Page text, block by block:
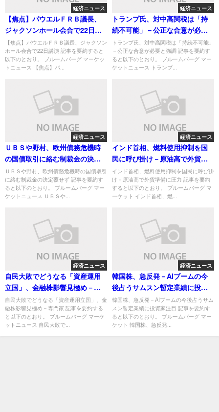
経済ニュース
【焦点】パウエルＦＲＢ議長、
ジャクソンホール会合で22日講
演
【焦点】パウエルＦＲＢ議長、ジャクソン
ホール会合で22日講演 記事を要約すると
以下のとおり。 ブルームバーグ マーケッ
トニュース 【焦点】パ...
経済ニュース
トランプ氏、対中高関税は「持
続不可能」－公正な合意が必要
と強調
トランプ氏、対中高関税は「持続不可能」
－公正な合意が必要と強調 記事を要約す
ると以下のとおり。 ブルームバーグ マー
ケットニュース トランプ...
経済ニュース
ＵＢＳや野村、欧州債務危機時
の国債取引に絡む制裁金の決定
覆せず
ＵＢＳや野村、欧州債務危機時の国債取引
に絡む制裁金の決定覆せず 記事を要約す
ると以下のとおり。 ブルームバーグ マー
ケットニュース ＵＢＳや...
経済ニュース
インド首相、燃料使用抑制を国
民に呼び掛け－原油高で外貨準
備に圧力
インド首相、燃料使用抑制を国民に呼び掛
け－原油高で外貨準備に圧力 記事を要約
すると以下のとおり。 ブルームバーグ マ
ーケット インド首相、燃...
経済ニュース
自民大敗でどうなる「資産運用
立国」、金融株影響見極め－専
門家
自民大敗でどうなる「資産運用立国」、金
融株影響見極め－専門家 記事を要約する
と以下のとおり。 ブルームバーグ マーケ
ットニュース 自民大敗で...
経済ニュース
韓国株、急反発－AIブームの今
後占うサムスン暫定業績に投資
家注目
韓国株、急反発－AIブームの今後占うサム
スン暫定業績に投資家注目 記事を要約す
ると以下のとおり。 ブルームバーグ マー
ケット 韓国株、急反発...